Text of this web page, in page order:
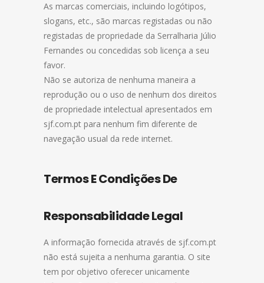
As marcas comerciais, incluindo logótipos,
slogans, etc., são marcas registadas ou não
registadas de propriedade da Serralharia Júlio
Fernandes ou concedidas sob licença a seu
favor.
Não se autoriza de nenhuma maneira a
reprodução ou o uso de nenhum dos direitos
de propriedade intelectual apresentados em
sjf.com.pt para nenhum fim diferente de
navegação usual da rede internet.
Termos E Condições De
Responsabilidade Legal
A informação fornecida através de sjf.com.pt
não está sujeita a nenhuma garantia. O site
tem por objetivo oferecer unicamente